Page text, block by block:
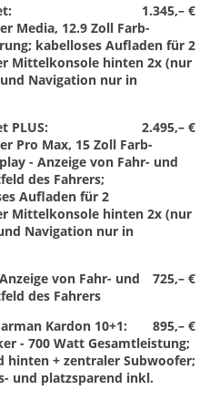
1.345,– €
Media, 12.9 Zoll Farb-
kabelloses Aufladen für 2
Mittelkonsole hinten 2x (nur
Navigation nur in
2.495,– €
PLUS:
Pro Max, 15 Zoll Farb-
- Anzeige von Fahr- und
des Fahrers;
Aufladen für 2
Mittelkonsole hinten 2x (nur
Navigation nur in
725,– €
von Fahr- und
des Fahrers
895,– €
Kardon 10+1:
- 700 Watt Gesamtleistung;
hinten + zentraler Subwoofer;
und platzsparend inkl.